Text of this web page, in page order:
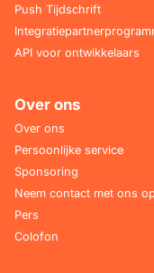
Push Tijdschrift
API voor ontwikkelaars
Over ons
Over ons
Persoonlijke service
Sponsoring
Neem contact met ons
Pers
Colofon